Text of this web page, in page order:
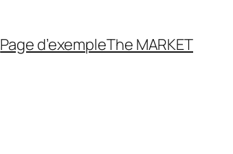
Page d’exempleThe MARKET